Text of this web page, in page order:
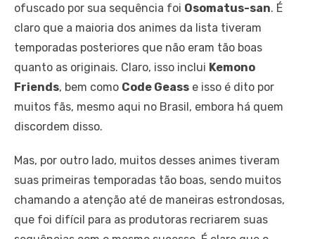
ofuscado por sua sequência foi Osomatus-san. É
claro que a maioria dos animes da lista tiveram
temporadas posteriores que não eram tão boas
quanto as originais. Claro, isso inclui Kemono
Friends, bem como Code Geass e isso é dito por
muitos fãs, mesmo aqui no Brasil, embora há quem
discordem disso.
Mas, por outro lado, muitos desses animes tiveram
suas primeiras temporadas tão boas, sendo muitos
chamando a atenção até de maneiras estrondosas,
que foi difícil para as produtoras recriarem suas